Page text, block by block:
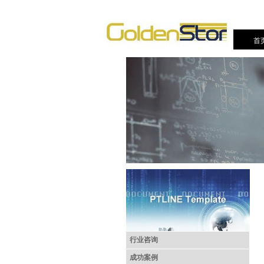
首
行业咨询
成功案例